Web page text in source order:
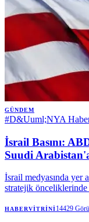
GÜNDEM
#D&Uuml;NYA
İsrail Basını:
Suudi
İsrail medyasında
stratejik
değişikliğinin en
HABERVITRINI14429